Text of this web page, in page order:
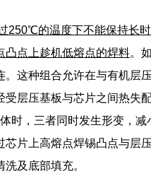
250℃的温度下不能保持长
凸点上趁机低熔点的焊料。
这种组合允许在与有机层
层压基板与芯片之间热失
时，三者同时发生形变，减
片上高熔点焊锡凸点与层
及底部填充。